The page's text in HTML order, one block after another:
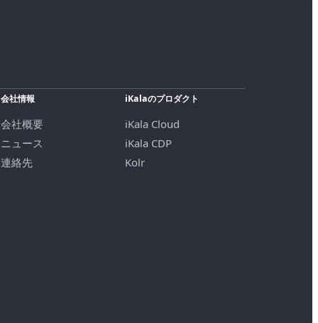
会社情報
会社概要
ニュース
連絡先
iKalaのプロダクト
iKala Cloud
iKala CDP
Kolr